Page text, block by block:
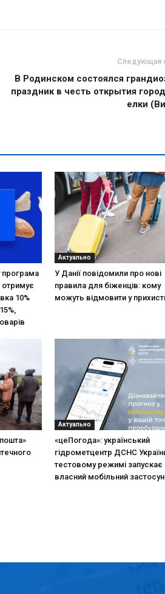
Следующая
В Родинском состоялся
праздник в честь открытия
елки
програма
отримує
10%
Актуально
У Данії повідомили про нові
правила для біженців: кому
можуть відмовити у
Актуально
«цеПогода»: український
гідрометцентр ДСНС
тестовому режимі запускає
власний мобільний